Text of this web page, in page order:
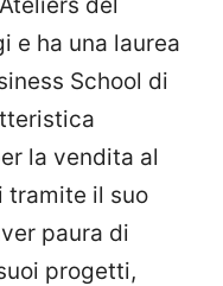
e ha una laurea
School di
la vendita al
tramite il suo
paura di
progetti,